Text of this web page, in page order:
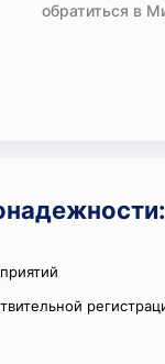
обратиться в